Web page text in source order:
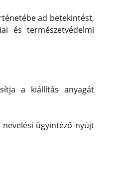
ad betekintést,
és természetvédelmi
a kiállítás anyagát
ügyintéző nyújt